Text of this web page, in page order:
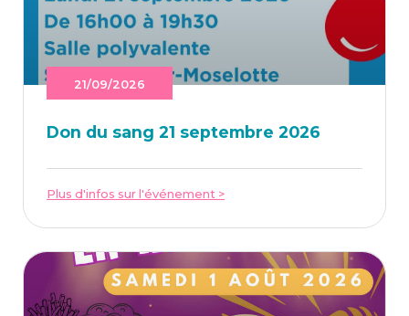
21/09/2026
Don du sang 21 sep­tembre 2026
Plus d'infos sur l'événement >